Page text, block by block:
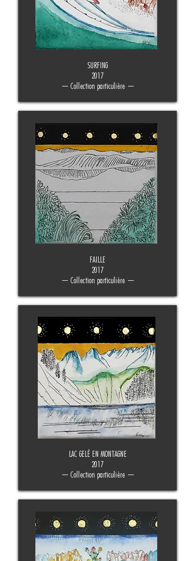
SURFING
2017
— Collection particulière —
FAILLE
2017
— Collection particulière —
LAC GELÉ EN MONTAGNE
2017
— Collection particulière —